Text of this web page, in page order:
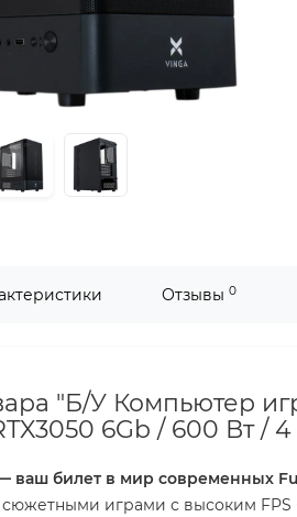
Отзывы 0
"Б/У Компьютер
6Gb / 600 Вт / 4
ваш билет в мир современных
играми с высоким FPS